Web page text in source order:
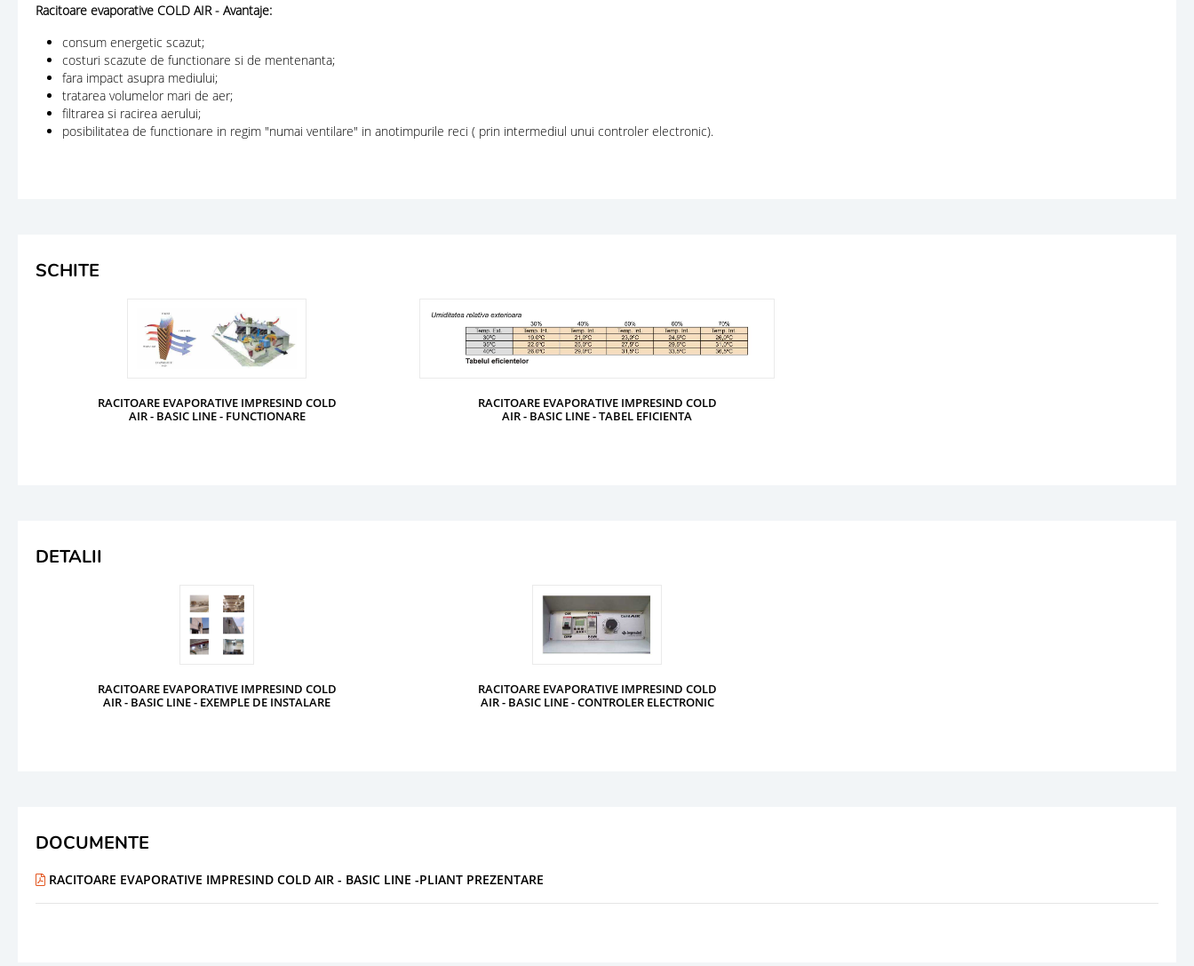
Racitoare evaporative COLD AIR - Avantaje:
consum energetic scazut;
costuri scazute de functionare si de mentenanta;
fara impact asupra mediului;
tratarea volumelor mari de aer;
filtrarea si racirea aerului;
posibilitatea de functionare in regim "numai ventilare" in anotimpurile reci ( prin intermediul unui controler electronic).
SCHITE
RACITOARE EVAPORATIVE IMPRESIND COLD
AIR - BASIC LINE - FUNCTIONARE
RACITOARE EVAPORATIVE IMPRESIND COLD
AIR - BASIC LINE - TABEL EFICIENTA
DETALII
RACITOARE EVAPORATIVE IMPRESIND COLD
AIR - BASIC LINE - EXEMPLE DE INSTALARE
RACITOARE EVAPORATIVE IMPRESIND COLD
AIR - BASIC LINE - CONTROLER ELECTRONIC
DOCUMENTE
RACITOARE EVAPORATIVE IMPRESIND COLD AIR - BASIC LINE -PLIANT PREZENTARE